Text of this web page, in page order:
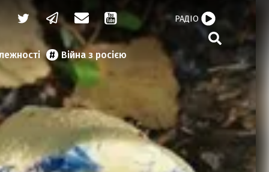
Війна з росією
РАДІО